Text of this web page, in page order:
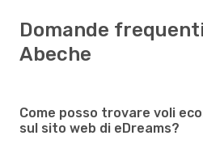
Domande
Abeche
Come posso trovare voli
sul sito web di eDreams?